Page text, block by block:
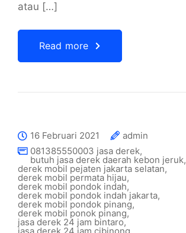
atau […]
Read more
16 Februari 2021
admin
081385550003 jasa derek,
butuh jasa derek daerah kebon jeruk,
derek mobil pejaten jakarta selatan,
derek mobil permata hijau,
derek mobil pondok indah,
derek mobil pondok indah jakarta,
derek mobil pondok pinang,
derek mobil ponok pinang,
jasa derek 24 jam bintaro,